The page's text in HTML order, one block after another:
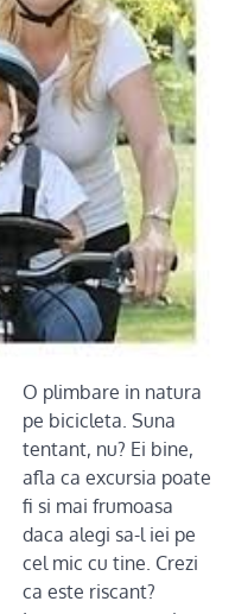
O plimbare in natura
pe bicicleta. Suna
tentant, nu? Ei bine,
afla ca excursia poate
fi si mai frumoasa
daca alegi sa-l iei pe
cel mic cu tine. Crezi
ca este riscant?